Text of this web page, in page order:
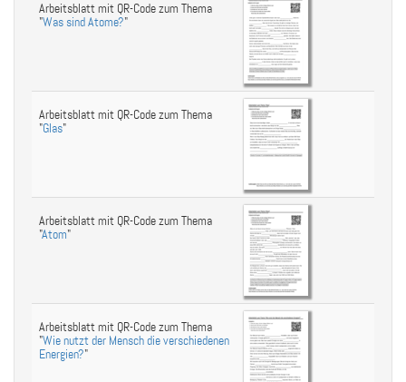
Arbeitsblatt mit QR-Code zum Thema
"Was sind Atome?"
Arbeitsblatt mit QR-Code zum Thema
"Glas"
Arbeitsblatt mit QR-Code zum Thema
"Atom"
Arbeitsblatt mit QR-Code zum Thema
"Wie nutzt der Mensch die verschiedenen
Energien?"